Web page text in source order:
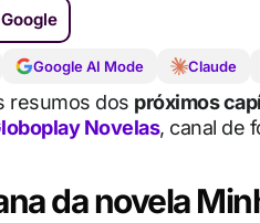
Google AI Mode Claude
resumos dos próximos
Novelas, canal de
da novela